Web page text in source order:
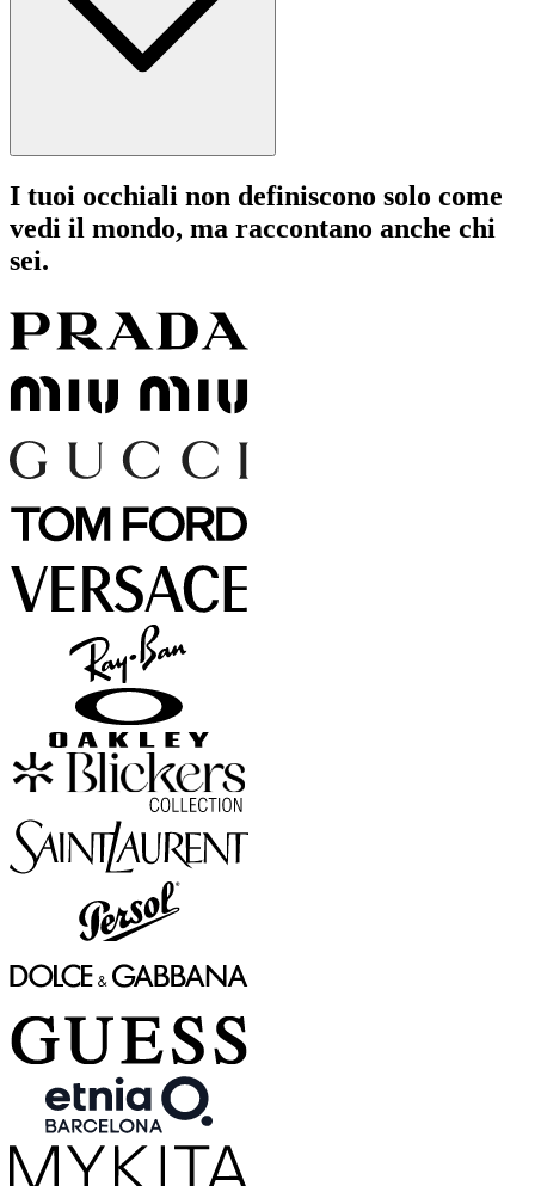
I tuoi occhiali non definiscono solo come
vedi il mondo, ma raccontano anche chi
sei.